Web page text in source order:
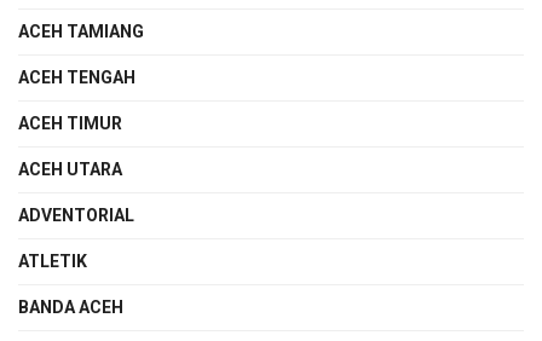
ACEH TAMIANG
ACEH TENGAH
ACEH TIMUR
ACEH UTARA
ADVENTORIAL
ATLETIK
BANDA ACEH